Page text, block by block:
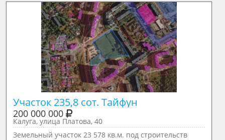
Участок 235,8 сот. Тайфун
200 000 000
Калуга, улица Платова, 40
Земельный участок 23 578 кв.м. под строительств